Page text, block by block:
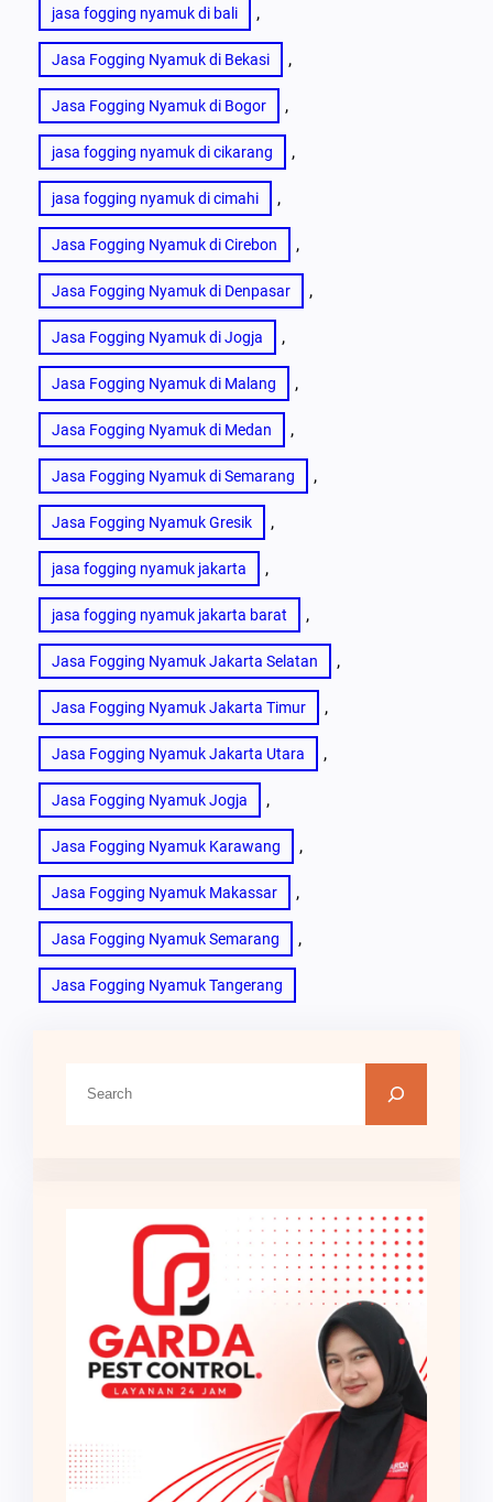
jasa fogging nyamuk di bali ,
Jasa Fogging Nyamuk di Bekasi ,
Jasa Fogging Nyamuk di Bogor ,
jasa fogging nyamuk di cikarang ,
jasa fogging nyamuk di cimahi ,
Jasa Fogging Nyamuk di Cirebon ,
Jasa Fogging Nyamuk di Denpasar ,
Jasa Fogging Nyamuk di Jogja ,
Jasa Fogging Nyamuk di Malang ,
Jasa Fogging Nyamuk di Medan ,
Jasa Fogging Nyamuk di Semarang ,
Jasa Fogging Nyamuk Gresik ,
jasa fogging nyamuk jakarta ,
jasa fogging nyamuk jakarta barat ,
Jasa Fogging Nyamuk Jakarta Selatan ,
Jasa Fogging Nyamuk Jakarta Timur ,
Jasa Fogging Nyamuk Jakarta Utara ,
Jasa Fogging Nyamuk Jogja ,
Jasa Fogging Nyamuk Karawang ,
Jasa Fogging Nyamuk Makassar ,
Jasa Fogging Nyamuk Semarang ,
Jasa Fogging Nyamuk Tangerang